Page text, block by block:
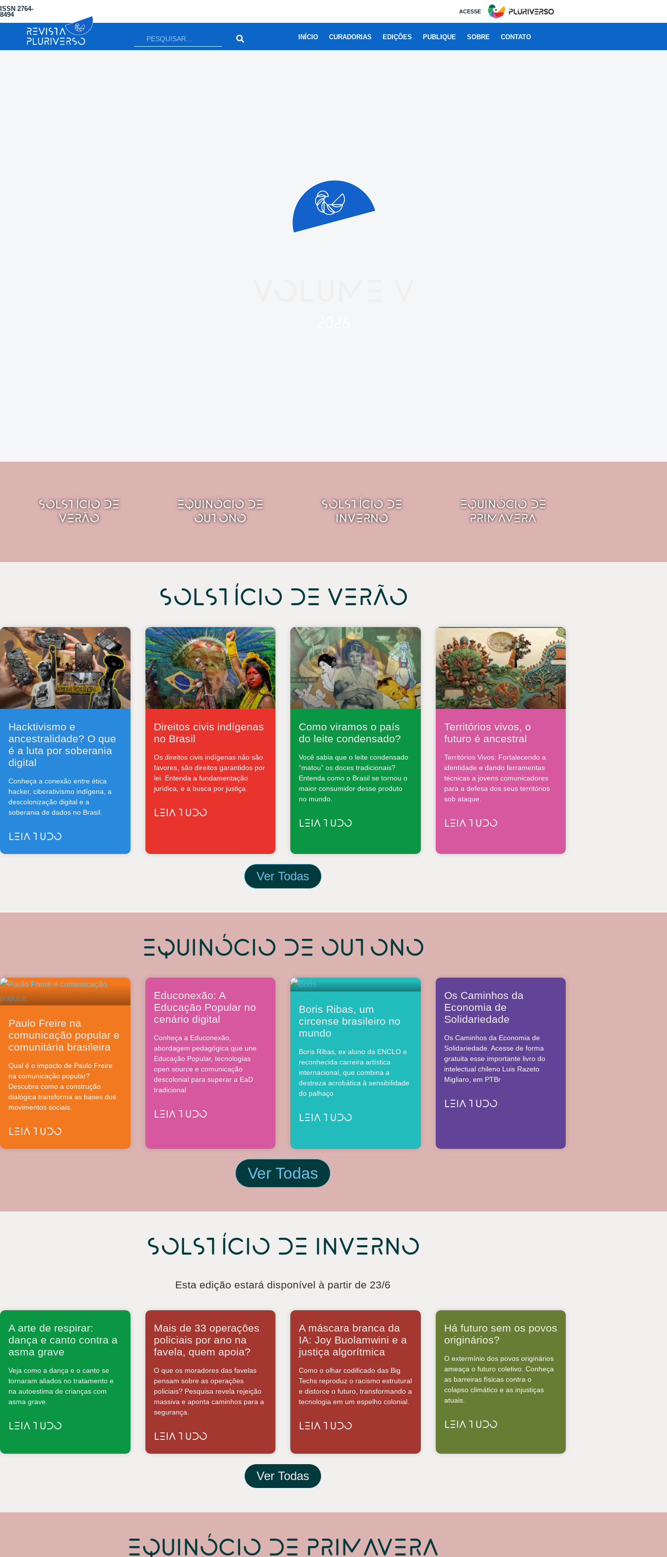
ISSN 2764-
8494
ACESSE
INÍCIO CURADORIAS EDIÇÕES PUBLIQUE SOBRE CONTATO
Solstício de
Verão
Equinócio de
Outono
Solstício de
Inverno
Equinócio de
Primavera
Solstício de verão
Hacktivismo e
ancestralidade? O que
é a luta por soberania
digital
Conheça a conexão entre ética
hacker, ciberativismo indígena, a
descolonização digital e a
soberania de dados no Brasil.
LEIA TUDO
Direitos civis indígenas
no Brasil
Os direitos civis indígenas não são
favores, são direitos garantidos por
lei. Entenda a fundamentação
jurídica, e a busca por justiça.
LEIA TUDO
Como viramos o país
do leite condensado?
Você sabia que o leite condensado
“matou” os doces tradicionais?
Entenda como o Brasil se tornou o
maior consumidor desse produto
no mundo.
LEIA TUDO
Territórios vivos, o
futuro é ancestral
Territórios Vivos: Fortalecendo a
identidade e dando ferramentas
técnicas a jovens comunicadores
para a defesa dos seus territórios
sob ataque.
LEIA TUDO
Ver Todas
equinócio de outono
Paulo Freire na
comunicação popular e
comunitária brasileira
Qual é o impacto de Paulo Freire
na comunicação popular?
Descubra como a construção
dialógica transforma as bases dos
movimentos sociais.
LEIA TUDO
Educonexão: A
Educação Popular no
cenário digital
Conheça a Educonexão,
abordagem pedagógica que une
Educação Popular, tecnologias
open source e comunicação
descolonial para superar a EaD
tradicional
LEIA TUDO
Boris Ribas, um
circense brasileiro no
mundo
Boris Ribas, ex aluno da ENCLO e
reconhecida carreira artística
internacional, que combina a
destreza acrobática à sensibilidade
do palhaço
LEIA TUDO
Os Caminhos da
Economia de
Solidariedade
Os Caminhos da Economia de
Solidariedade. Acesse de forma
gratuita esse importante livro do
intelectual chileno Luis Razeto
Migliaro, em PTBr
LEIA TUDO
Ver Todas
Solstício de inverno
Esta edição estará disponível à partir de 23/6
A arte de respirar:
dança e canto contra a
asma grave
Veja como a dança e o canto se
tornaram aliados no tratamento e
na autoestima de crianças com
asma grave.
LEIA TUDO
Mais de 33 operações
policiais por ano na
favela, quem apoia?
O que os moradores das favelas
pensam sobre as operações
policiais? Pesquisa revela rejeição
massiva e aponta caminhos para a
segurança.
LEIA TUDO
A máscara branca da
IA: Joy Buolamwini e a
justiça algorítmica
Como o olhar codificado das Big
Techs reproduz o racismo estrutural
e distorce o futuro, transformando a
tecnologia em um espelho colonial.
LEIA TUDO
Há futuro sem os povos
originários?
O extermínio dos povos originários
ameaça o futuro coletivo. Conheça
as barreiras físicas contra o
colapso climático e as injustiças
atuais.
LEIA TUDO
Ver Todas
Equinócio de Primavera